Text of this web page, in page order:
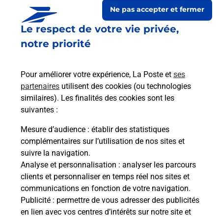
Le respect de votre vie privée,
notre priorité
Pour améliorer votre expérience, La Poste et ses
partenaires utilisent des cookies (ou technologies
similaires). Les finalités des cookies sont les
suivantes :
Mesure d’audience : établir des statistiques
complémentaires sur l’utilisation de nos sites et
suivre la navigation.
Analyse et personnalisation : analyser les parcours
clients et personnaliser en temps réel nos sites et
communications en fonction de votre navigation.
Publicité : permettre de vous adresser des publicités
en lien avec vos centres d’intérêts sur notre site et
Ne pas accepter et fermer
Collecte du courrier aujourd'hui à 09h00
1 Place Jean Moulin
11200 Ornaisons
Itinéraire
Le lien s'ouvre dans un nouvel onglet